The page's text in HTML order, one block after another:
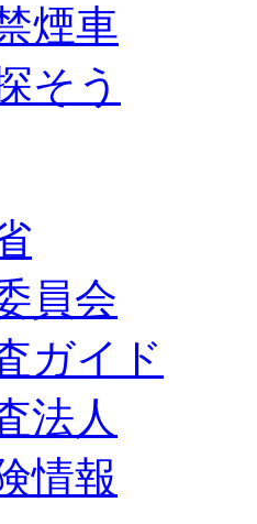
煙車
そう
員会
ガイド
法人
情報